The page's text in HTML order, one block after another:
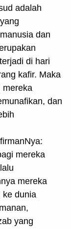
adalah
dan
di hari
kafir. Maka
mereka
dan
mereka
mereka
ke dunia
yang